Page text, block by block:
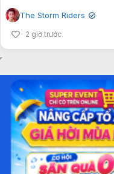
The Storm Riders ✔
2 giờ trước